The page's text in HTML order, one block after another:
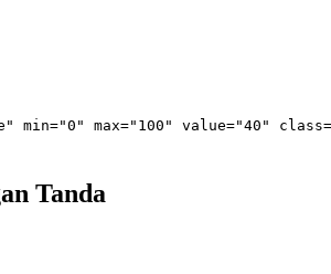
min="0" max="100" value="40" class=
Tanda